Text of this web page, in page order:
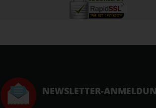
NEWSLETTER-